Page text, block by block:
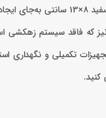
کاربرد گسترده‌ای دارد،
که فاقد سیستم زهکشی
تکمیلی و نگهداری
کنید.